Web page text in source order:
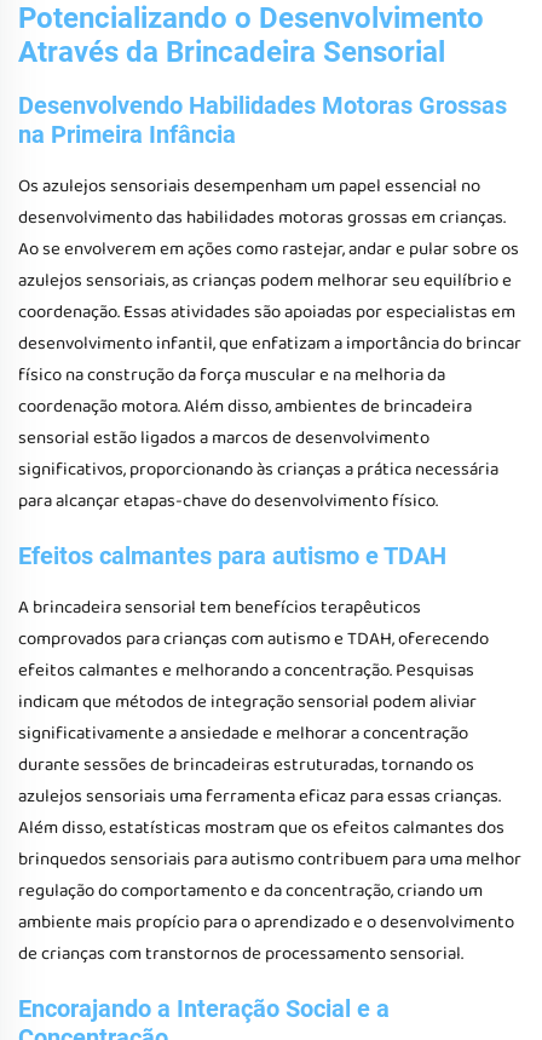
Potencializando o Desenvolvimento
Através da Brincadeira Sensorial
Desenvolvendo Habilidades Motoras Grossas
na Primeira Infância
Os azulejos sensoriais desempenham um papel essencial no
desenvolvimento das habilidades motoras grossas em crianças.
Ao se envolverem em ações como rastejar, andar e pular sobre os
azulejos sensoriais, as crianças podem melhorar seu equilíbrio e
coordenação. Essas atividades são apoiadas por especialistas em
desenvolvimento infantil, que enfatizam a importância do brincar
físico na construção da força muscular e na melhoria da
coordenação motora. Além disso, ambientes de brincadeira
sensorial estão ligados a marcos de desenvolvimento
significativos, proporcionando às crianças a prática necessária
para alcançar etapas-chave do desenvolvimento físico.
Efeitos calmantes para autismo e TDAH
A brincadeira sensorial tem benefícios terapêuticos
comprovados para crianças com autismo e TDAH, oferecendo
efeitos calmantes e melhorando a concentração. Pesquisas
indicam que métodos de integração sensorial podem aliviar
significativamente a ansiedade e melhorar a concentração
durante sessões de brincadeiras estruturadas, tornando os
azulejos sensoriais uma ferramenta eficaz para essas crianças.
Além disso, estatísticas mostram que os efeitos calmantes dos
brinquedos sensoriais para autismo contribuem para uma melhor
regulação do comportamento e da concentração, criando um
ambiente mais propício para o aprendizado e o desenvolvimento
de crianças com transtornos de processamento sensorial.
Encorajando a Interação Social e a